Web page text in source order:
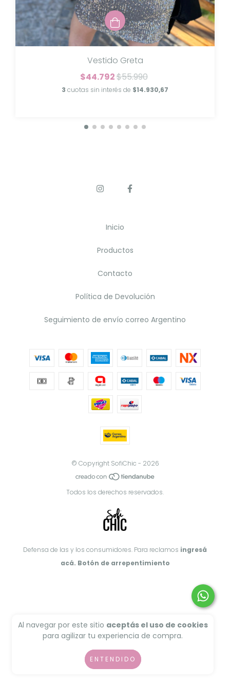
Al navegar por este sitio aceptás el uso de cookies
para agilizar tu experiencia de compra.
ENTENDIDO
Vestido Greta
$44.792$55.990
3 cuotas sin interés de $14.930,67
Inicio
Productos
Contacto
Política de Devolución
Seguimiento de envío correo Argentino
© Copyright SofiChic - 2026
Todos los derechos reservados.
Defensa de las y los consumidores. Para reclamos ingresá
acá. Botón de arrepentimiento